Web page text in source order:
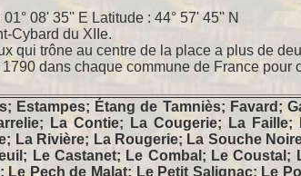
01° 08' 35'' E Latitude: 44° 57' 45'' N
Cybard du XIIe.
qui trône au centre de la place a plus de
1790 dans chaque commune de France
Estampes; Étang de Tamniès; Favard;
La Contie; La Cougerie; La
La Rivière; La Rougerie; La Souche
Le Castanet; Le Combal; Le
Le Pech de Malat; Le Petit Salignac; Le